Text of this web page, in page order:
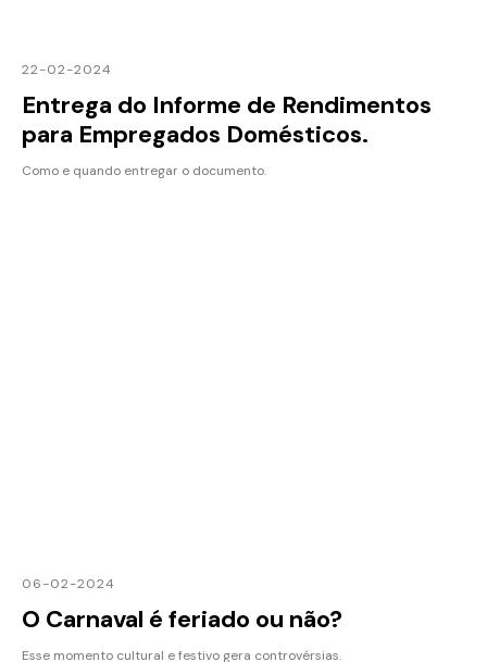
22-02-2024
Entrega do Informe de Rendimentos
para Empregados Domésticos.
Como e quando entregar o documento.
06-02-2024
O Carnaval é feriado ou não?
Esse momento cultural e festivo gera controvérsias.